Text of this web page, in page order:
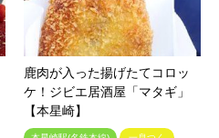
鹿肉が入った揚げたてコロッ
ケ！ジビエ居酒屋「マタギ」
【本星崎】